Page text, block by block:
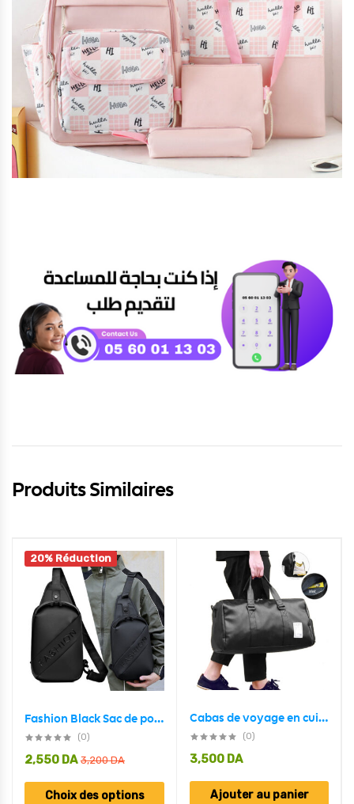
Produits Similaires
20% Réduction
Fashion Black Sac de poitrine décontracté pour hommes avec bandoulière LX068
(0)
3,200DA
2,550 DA
Choix des options
Cabas de voyage en cuir PU Pour Homme
(0)
3,500 DA
Ajouter au panier